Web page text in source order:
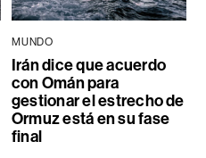
MUNDO
Irán dice que acuerdo
con Omán para
gestionar el estrecho de
Ormuz está en su fase
final